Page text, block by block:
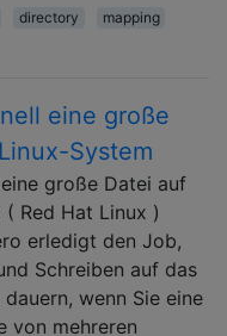
directory
mapping
eine große
System
große Datei auf
Red Hat Linux )
erledigt den Job,
Schreiben auf das
wenn Sie eine
von mehreren